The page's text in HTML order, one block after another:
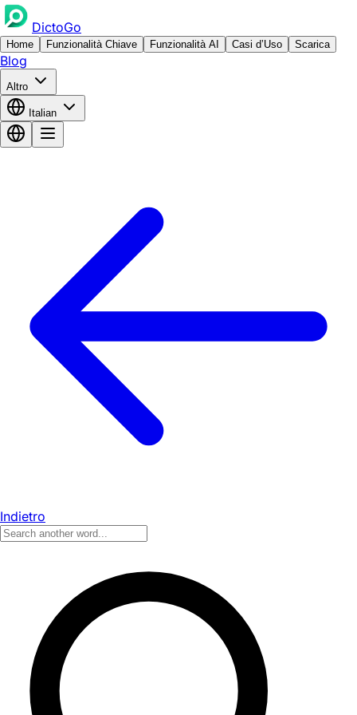
DictoGo
Home Funzionalità Chiave Funzionalità AI Casi d’Uso Scarica
Blog
Altro
Italian
Indietro